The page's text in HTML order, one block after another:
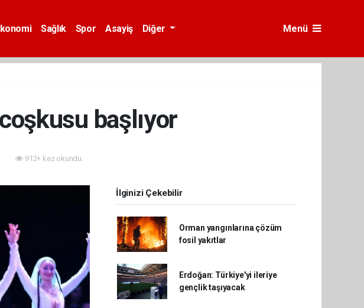
Sağlık Spor Asayiş Diğer Menü
başlıyor
912+ kez okundu.
İlginizi Çekebilir
Orman yangınlarına çözüm
fosil yakıtlar
Erdoğan: Türkiye'yi ileriye
gençlik taşıyacak